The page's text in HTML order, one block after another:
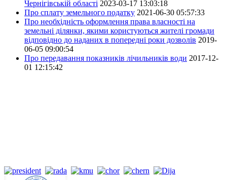
Чернігівській області 2023-03-17 13:03:18
Про сплату земельного податку 2021-06-30 05:57:33
Про необхідність оформлення права власності на
земельні ділянки, якими користуються жителі громади
відповідно до наданих в попередні роки дозволів 2019-
06-05 09:00:54
Про передавання показників лічильників води 2017-12-
01 12:15:42